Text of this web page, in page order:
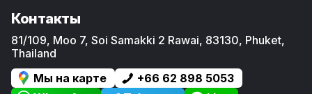
Контакты
81/109, Moo 7, Soi Samakki 2 Rawai, 83130, Phuket,
Thailand
Мы на карте
+66 62 898 5053